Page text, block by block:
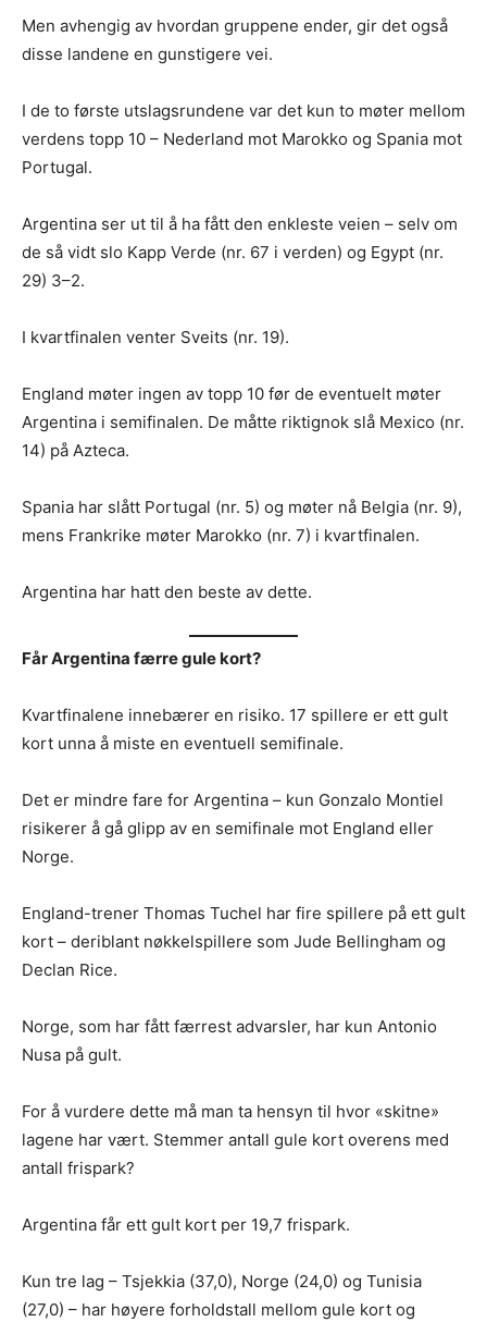
Men avhengig av hvordan gruppene ender, gir det også
disse landene en gunstigere vei.
I de to første utslagsrundene var det kun to møter mellom
verdens topp 10 – Nederland mot Marokko og Spania mot
Portugal.
Argentina ser ut til å ha fått den enkleste veien – selv om
de så vidt slo Kapp Verde (nr. 67 i verden) og Egypt (nr.
29) 3–2.
I kvartfinalen venter Sveits (nr. 19).
England møter ingen av topp 10 før de eventuelt møter
Argentina i semifinalen. De måtte riktignok slå Mexico (nr.
14) på Azteca.
Spania har slått Portugal (nr. 5) og møter nå Belgia (nr. 9),
mens Frankrike møter Marokko (nr. 7) i kvartfinalen.
Argentina har hatt den beste av dette.
Får Argentina færre gule kort?
Kvartfinalene innebærer en risiko. 17 spillere er ett gult
kort unna å miste en eventuell semifinale.
Det er mindre fare for Argentina – kun Gonzalo Montiel
risikerer å gå glipp av en semifinale mot England eller
Norge.
England-trener Thomas Tuchel har fire spillere på ett gult
kort – deriblant nøkkelspillere som Jude Bellingham og
Declan Rice.
Norge, som har fått færrest advarsler, har kun Antonio
Nusa på gult.
For å vurdere dette må man ta hensyn til hvor «skitne»
lagene har vært. Stemmer antall gule kort overens med
antall frispark?
Argentina får ett gult kort per 19,7 frispark.
Kun tre lag – Tsjekkia (37,0), Norge (24,0) og Tunisia
(27,0) – har høyere forholdstall mellom gule kort og